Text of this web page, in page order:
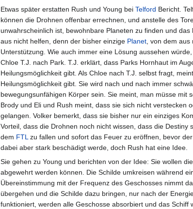
n
Etwas später erstatten Rush und Young bei Telford Bericht.
können die Drohnen offenbar errechnen, und anstelle des
unwahrscheinlich ist, bewohnbare Planeten zu finden und
aus nicht helfen, denn der bisher einzige Planet, von dem aus
Unterstützung. Wie auch immer eine Lösung aussehen
Chloe T.J. nach Park. T.J. erklärt, dass Parks Hornhaut im
Heilungsmöglichkeit gibt. Als Chloe nach T.J. selbst fragt,
Heilungsmöglichkeit gibt. Sie wird nach und nach immer
bewegungsunfähigen Körper sein. Sie meint, man müsse mit
Brody und Eli und Rush meint, dass sie sich nicht verstecken
gelangen. Volker bemerkt, dass sie bisher nur ein einziges
Vorteil, dass die Drohnen noch nicht wissen, dass die
dem FTLzu fallen und sofort das Feuer zu eröffnen, bevor
dabei aber stark beschädigt werde, doch Rush hat eine Idee.
Sie gehen zu Young und berichten von der Idee: Sie wollen
abgewehrt werden können. Die Schilde umkreisen während
Übereinstimmung mit der Frequenz des Geschosses nimmt
übergehen und die Schilde dazu bringen, nur nach der
funktioniert, werden alle Geschosse absorbiert und das